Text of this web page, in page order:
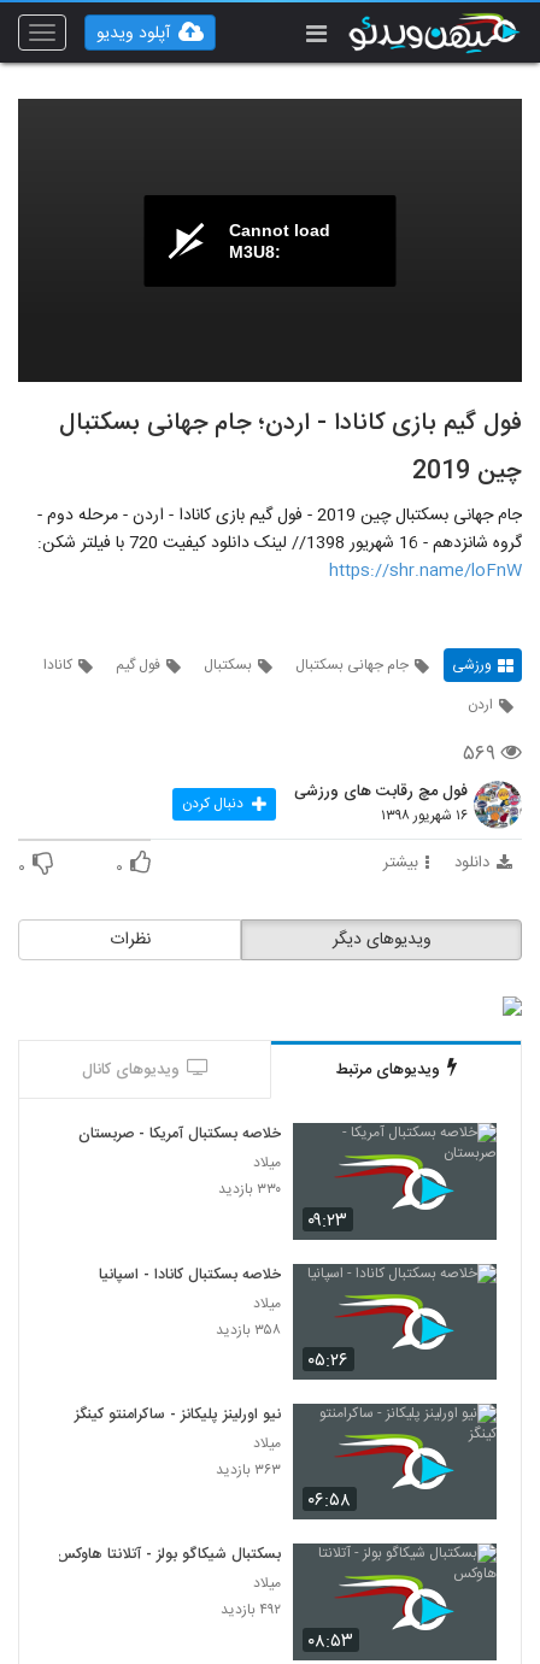
Toggle
آپلود ویدیو
Cannot load
M3U8:
فول گیم بازی کانادا - اردن؛ جام جهانی بسکتبال
چین 2019
جام جهانی بسکتبال چین 2019 - فول گیم بازی کانادا - اردن - مرحله دوم -
گروه شانزدهم - 16 شهریور 1398// لینک دانلود کیفیت 720 با فیلتر شکن:
https://shr.name/loFnW
ورزشی جام جهانی بسکتبال بسکتبال فول گیم
کانادا
اردن
۵۶۹
فول مچ رقابت های ورزشی
۱۶ شهریور ۱۳۹۸ دنبال کردن
دانلود بیشتر ۰ ۰
نظرات ویدیوهای دیگر
ویدیوهای مرتبط ویدیوهای کانال
۰۹:۲۳
خلاصه بسکتبال آمریکا - صربستان
میلاد
۳۳۰ بازدید
۰۵:۲۶
خلاصه بسکتبال کانادا - اسپانیا
میلاد
۳۵۸ بازدید
۰۶:۵۸
نیو اورلینز پلیکانز - ساکرامنتو کینگز
میلاد
۳۶۳ بازدید
۰۸:۵۳
بسکتبال شیکاگو بولز - آتلانتا هاوکس
میلاد
۴۹۲ بازدید